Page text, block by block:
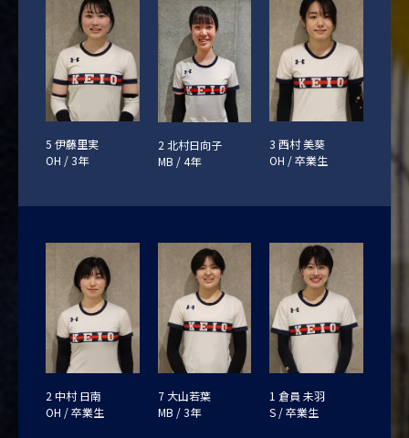
5 伊藤里実
OH / 3年
2 北村日向子
MB / 4年
3 西村 美葵
OH / 卒業生
2 中村 日南
OH / 卒業生
7 大山若葉
MB / 3年
1 倉員 未羽
S / 卒業生